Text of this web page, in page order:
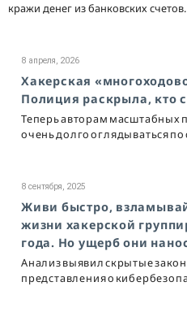
кражи денег из банковских счетов.
8 апреля, 2026
Хакерская
Полиция раскрыла, кто
Теперь авторам масштабных
очень долго оглядываться
8 сентября, 2025
Живи быстро,
жизни хакерской
года. Но ущерб они
Анализ выявил скрытые
представления о